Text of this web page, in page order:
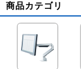
商品カテゴリ